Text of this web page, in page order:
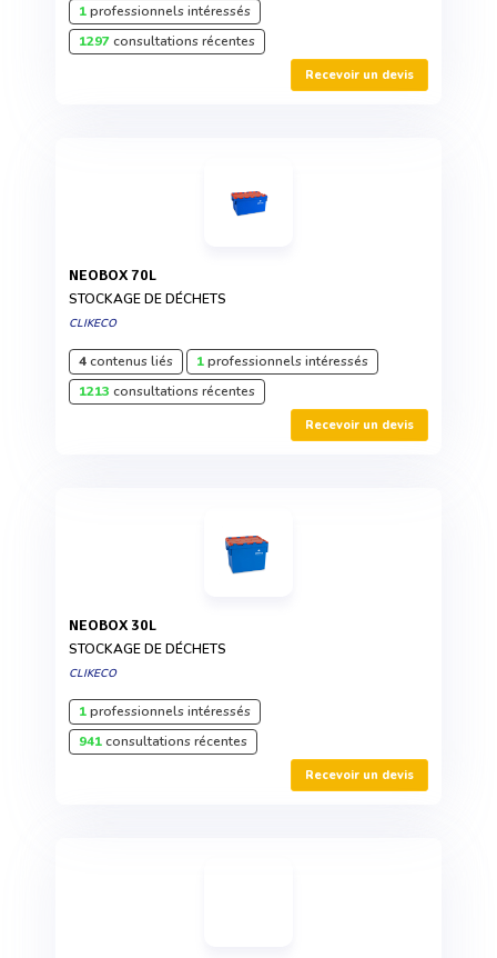
1professionnels intéressés
1297consultations récentes
Recevoir un devis
NEOBOX 70L
STOCKAGE DE DÉCHETS
CLIKECO
4contenus liés 1professionnels intéressés
1213 consultations récentes
Recevoir un devis
NEOBOX 30L
STOCKAGE DE DÉCHETS
CLIKECO
1professionnels intéressés
941consultations récentes
Recevoir un devis